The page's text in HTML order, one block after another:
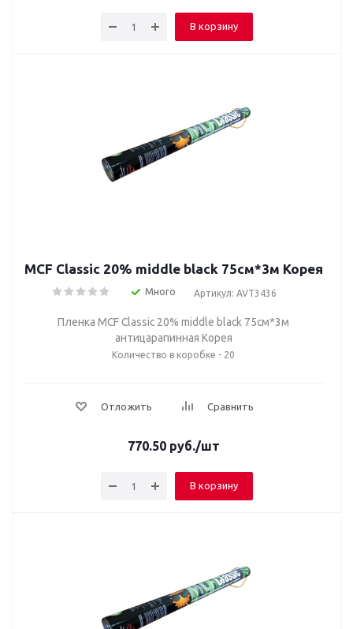
В корзину
MCF Classic 20% middle black 75cм*3м Корея
Много Артикул: AVT3436
Пленка MCF Classic 20% middle black 75cм*3м
антицарапинная Корея
Количество в коробке - 20
Отложить Сравнить
770.50 руб./шт
В корзину